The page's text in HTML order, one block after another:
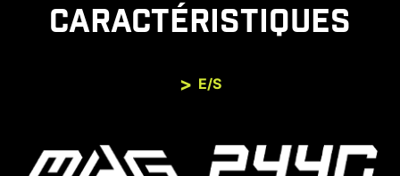
CARACTÉRISTIQUES
E/S